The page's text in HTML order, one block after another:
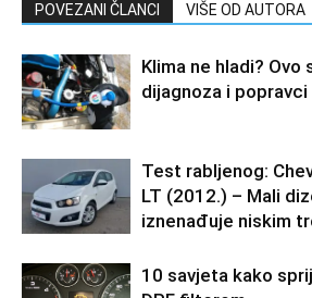
POVEZANI ČLANCI VIŠE OD AUTORA
Klima ne hladi? Ovo
dijagnoza i popravci
Test rabljenog:
LT (2012.) – Mali
iznenađuje niskim
10 savjeta kako